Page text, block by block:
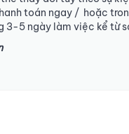
toán ngay / hoặc
3-5 ngày làm việc kể từ